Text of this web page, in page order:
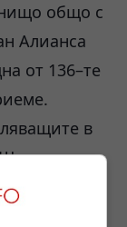
общо с
Алианса
от 136–те
в
ще
към